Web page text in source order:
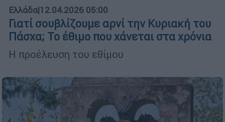
Ελλάδα|12.04.2026 05:00
Γιατί σουβλίζουμε αρνί την Κυριακή του
Πάσχα; Το έθιμο που χάνεται στα χρόνια
Η προέλευση του εθίμου